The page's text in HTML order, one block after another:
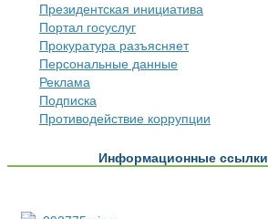
Президентская инициатива
Портал госуслуг
Прокуратура разъясняет
Персональные данные
Реклама
Подписка
Противодействие коррупции
Информационные ссылки